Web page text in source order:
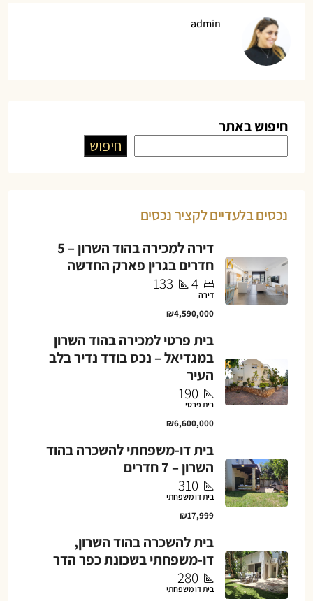
admin
חיפוש באתר
חיפוש
נכסים בלעדיים לקציר נכסים
דירה למכירה בהוד השרון – 5
חדרים בגרין פארק החדשה
4
133
דירה
₪4,590,000
בית פרטי למכירה בהוד השרון
במגדיאל – נכס בודד נדיר בלב
העיר
190
בית פרטי
₪6,600,000
בית דו-משפחתי להשכרה בהוד
השרון – 7 חדרים
310
בית דו משפחתי
₪17,999
בית להשכרה בהוד השרון,
דו-משפחתי בשכונת כפר הדר
280
בית דו משפחתי